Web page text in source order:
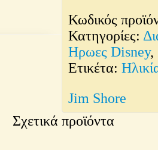
Κωδικός
Κατηγορίες:
Ηρωες Disney,
Ετικέτα:
Jim Shore
Σχετικά προϊόντα